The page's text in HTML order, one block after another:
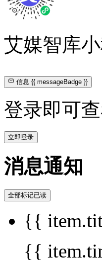
艾媒智库
信息{{ messageBadge }}
登录即可
立即登录
消息通知
全部标记已读
{{
{{